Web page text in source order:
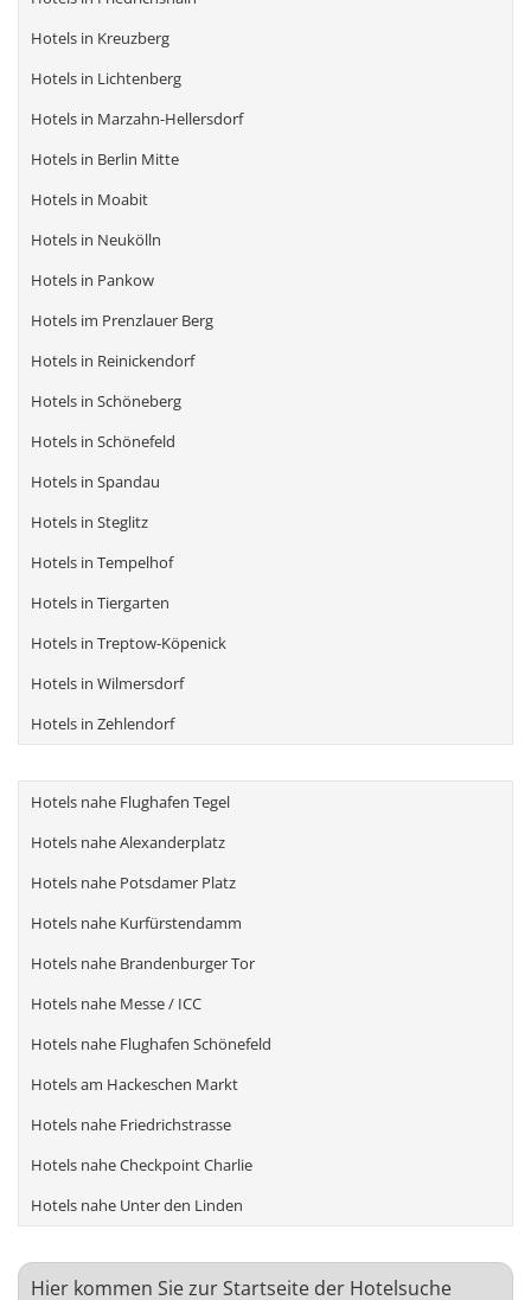
Hotels in Kreuzberg
Hotels in Lichtenberg
Hotels in Marzahn-Hellersdorf
Hotels in Berlin Mitte
Hotels in Moabit
Hotels in Neukölln
Hotels in Pankow
Hotels im Prenzlauer Berg
Hotels in Reinickendorf
Hotels in Schöneberg
Hotels in Schönefeld
Hotels in Spandau
Hotels in Steglitz
Hotels in Tempelhof
Hotels in Tiergarten
Hotels in Treptow-Köpenick
Hotels in Wilmersdorf
Hotels in Zehlendorf
Hotels nahe Flughafen Tegel
Hotels nahe Alexanderplatz
Hotels nahe Potsdamer Platz
Hotels nahe Kurfürstendamm
Hotels nahe Brandenburger Tor
Hotels nahe Messe / ICC
Hotels nahe Flughafen Schönefeld
Hotels am Hackeschen Markt
Hotels nahe Friedrichstrasse
Hotels nahe Checkpoint Charlie
Hotels nahe Unter den Linden
Hier kommen Sie zur Startseite der Hotelsuche